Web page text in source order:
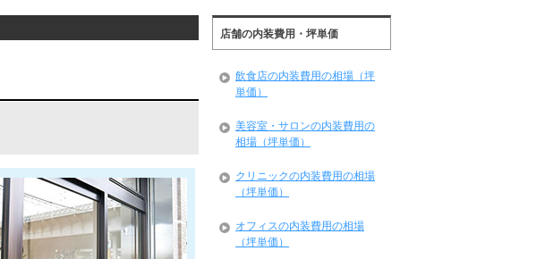
店舗の内装費用・坪単価
飲食店の内装費用の相場（坪
単価）
美容室・サロンの内装費用の
相場（坪単価）
クリニックの内装費用の相場
（坪単価）
オフィスの内装費用の相場
（坪単価）